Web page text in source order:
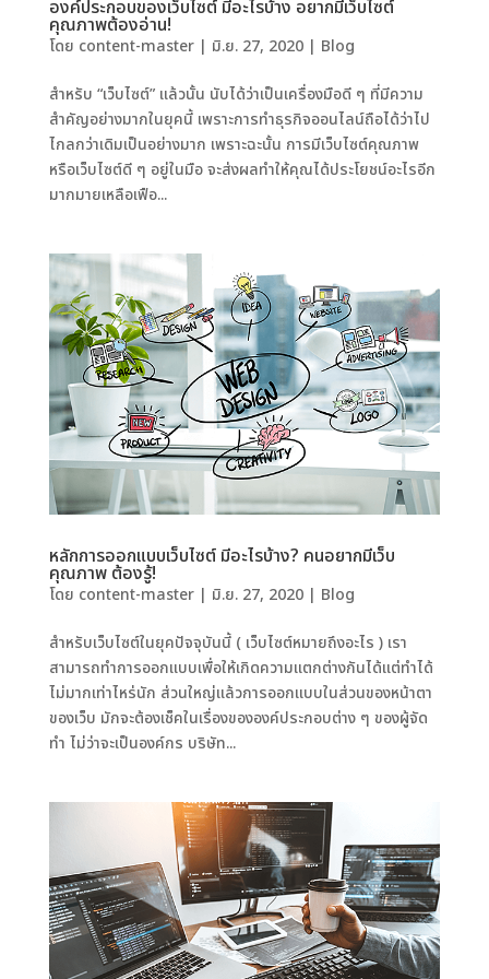
องค์ประกอบของเว็บไซต์ มีอะไรบ้าง อยากมีเว็บไซต์
คุณภาพต้องอ่าน!
โดย content-master| มิ.ย. 27, 2020| Blog
สำหรับ “เว็บไซต์” แล้วนั้น นับได้ว่าเป็นเครื่องมือดี ๆ ที่มีความ
สำคัญอย่างมากในยุคนี้ เพราะการทำธุรกิจออนไลน์ถือได้ว่าไป
ไกลกว่าเดิมเป็นอย่างมาก เพราะฉะนั้น การมีเว็บไซต์คุณภาพ
หรือเว็บไซต์ดี ๆ อยู่ในมือ จะส่งผลทำให้คุณได้ประโยชน์อะไรอีก
มากมายเหลือเฟือ...
หลักการออกแบบเว็บไซต์ มีอะไรบ้าง? คนอยากมีเว็บ
คุณภาพ ต้องรู้!
โดย content-master| มิ.ย. 27, 2020| Blog
สำหรับเว็บไซต์ในยุคปัจจุบันนี้ ( เว็บไซต์หมายถึงอะไร ) เรา
สามารถทำการออกแบบเพื่อให้เกิดความแตกต่างกันได้แต่ทำได้
ไม่มากเท่าไหร่นัก ส่วนใหญ่แล้วการออกแบบในส่วนของหน้าตา
ของเว็บ มักจะต้องเช็คในเรื่องขององค์ประกอบต่าง ๆ ของผู้จัด
ทำ ไม่ว่าจะเป็นองค์กร บริษัท...